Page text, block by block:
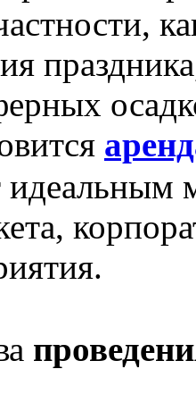
идеальным